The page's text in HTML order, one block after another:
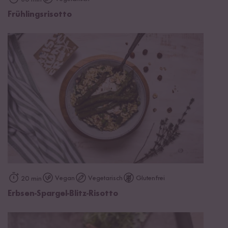
Frühlingsrisotto
20 min Vegan Vegetarisch Glutenfrei
Erbsen-Spargel-Blitz-Risotto